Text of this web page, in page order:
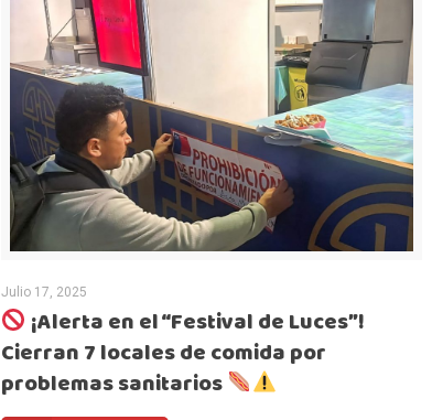
Julio 17, 2025
¡Alerta en el “Festival de Luces”!
Cierran 7 locales de comida por
problemas sanitarios